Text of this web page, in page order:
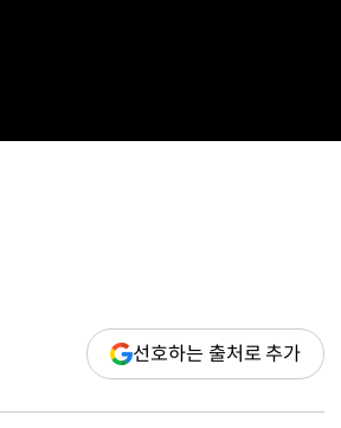
선호하는 출처로 추가(새
창
열림)